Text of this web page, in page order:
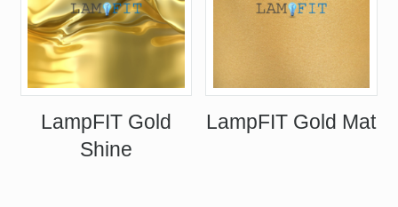
LampFIT Gold
Shine
LampFIT Gold Mat